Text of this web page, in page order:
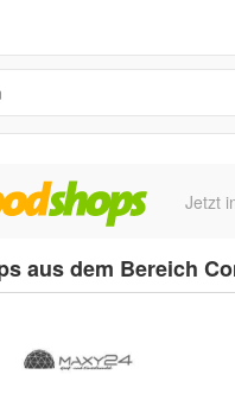
Jetzt
aus dem Bereich